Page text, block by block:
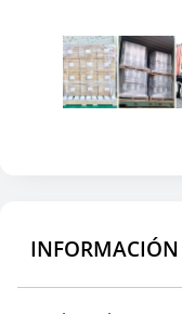
INFORMACIÓN